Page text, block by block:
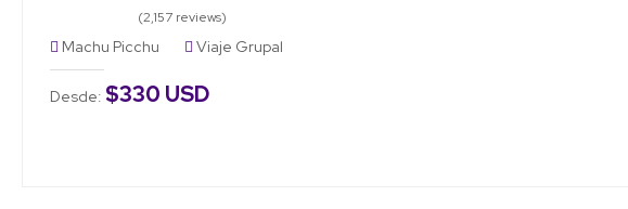
(2,157 reviews)
Machu Picchu Viaje Grupal
Desde: $330 USD